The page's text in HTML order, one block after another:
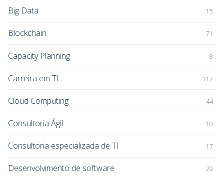
Big Data 15
Blockchain 71
Capacity Planning 8
Carreira em TI 117
Cloud Computing 44
Consultoria Ágil 10
Consultoria especializada de TI 17
Desenvolvimento de software 29